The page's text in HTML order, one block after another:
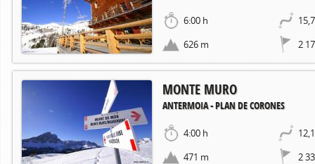
6:00 h
626 m
2
MONTE MURO
ANTERMOIA - PLAN DE CORONES
4:00 h
471 m
2